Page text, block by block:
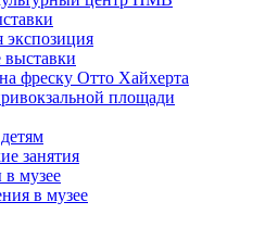
экспозиция
фреску Отто Хайхерта
площади
занятия
музее
в музее